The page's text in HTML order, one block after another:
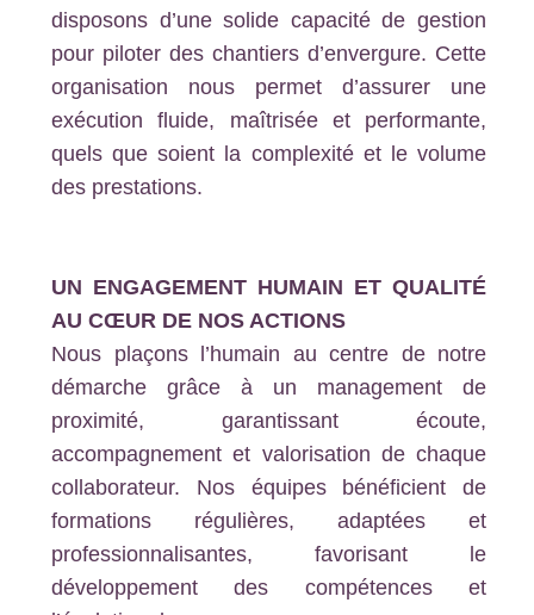
disposons d’une solide capacité de gestion
pour piloter des chantiers d’envergure. Cette
organisation nous permet d’assurer une
exécution fluide, maîtrisée et performante,
quels que soient la complexité et le volume
des prestations.
UN ENGAGEMENT HUMAIN ET QUALITÉ
AU CŒUR DE NOS ACTIONS
Nous plaçons l’humain au centre de notre
démarche grâce à un management de
proximité, garantissant écoute,
accompagnement et valorisation de chaque
collaborateur. Nos équipes bénéficient de
formations régulières, adaptées et
professionnalisantes, favorisant le
développement des compétences et